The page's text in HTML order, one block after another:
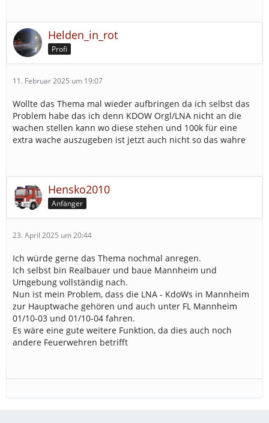
Helden_in_rot
Profi
11. Februar 2025 um 19:07
Wollte das Thema mal wieder aufbringen da ich selbst das
Problem habe das ich denn KDOW Orgl/LNA nicht an die
wachen stellen kann wo diese stehen und 100k für eine
extra wache auszugeben ist jetzt auch nicht so das wahre
Hensko2010
Anfänger
23. April 2025 um 20:44
Ich würde gerne das Thema nochmal anregen.
Ich selbst bin Realbauer und baue Mannheim und
Umgebung vollständig nach.
Nun ist mein Problem, dass die LNA - KdoWs in Mannheim
zur Hauptwache gehören und auch unter FL Mannheim
01/10-03 und 01/10-04 fahren.
Es wäre eine gute weitere Funktion, da dies auch noch
andere Feuerwehren betrifft